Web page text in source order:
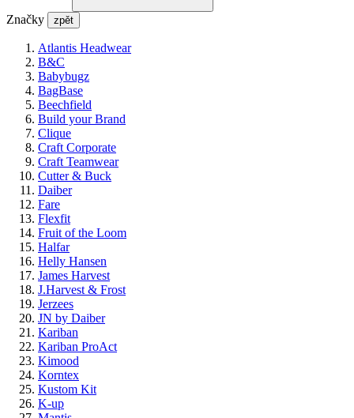
Značky zpět
Atlantis Headwear
B&C
Babybugz
BagBase
Beechfield
Build your Brand
Clique
Craft Corporate
Craft Teamwear
Cutter & Buck
Daiber
Fare
Flexfit
Fruit of the Loom
Halfar
Helly Hansen
James Harvest
J.Harvest & Frost
Jerzees
JN by Daiber
Kariban
Kariban ProAct
Kimood
Korntex
Kustom Kit
K-up